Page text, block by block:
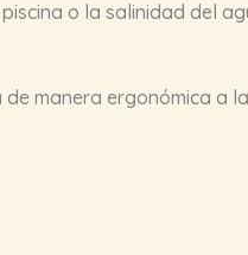
o la salinidad del
manera ergonómica a la